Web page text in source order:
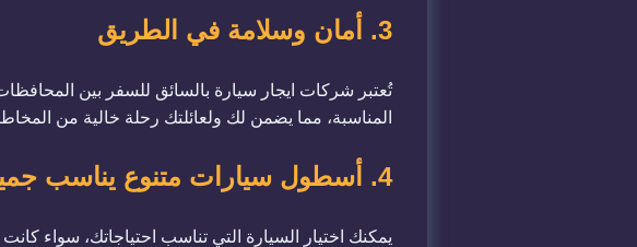
3. أمان وسلامة في الطريق
تُعتبر شركات ايجار سيارة بالسائق للسفر بين
المناسبة، مما يضمن لك ولعائلتك رحلة خالية من
4. أسطول سيارات متنوع يناسب جميع الأذواق
يمكنك اختيار السيارة التي تناسب احتياجاتك، سواء